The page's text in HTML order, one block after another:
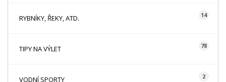
RYBNÍKY, ŘEKY, ATD. 14
TIPY NA VÝLET 78
VODNÍ SPORTY 2